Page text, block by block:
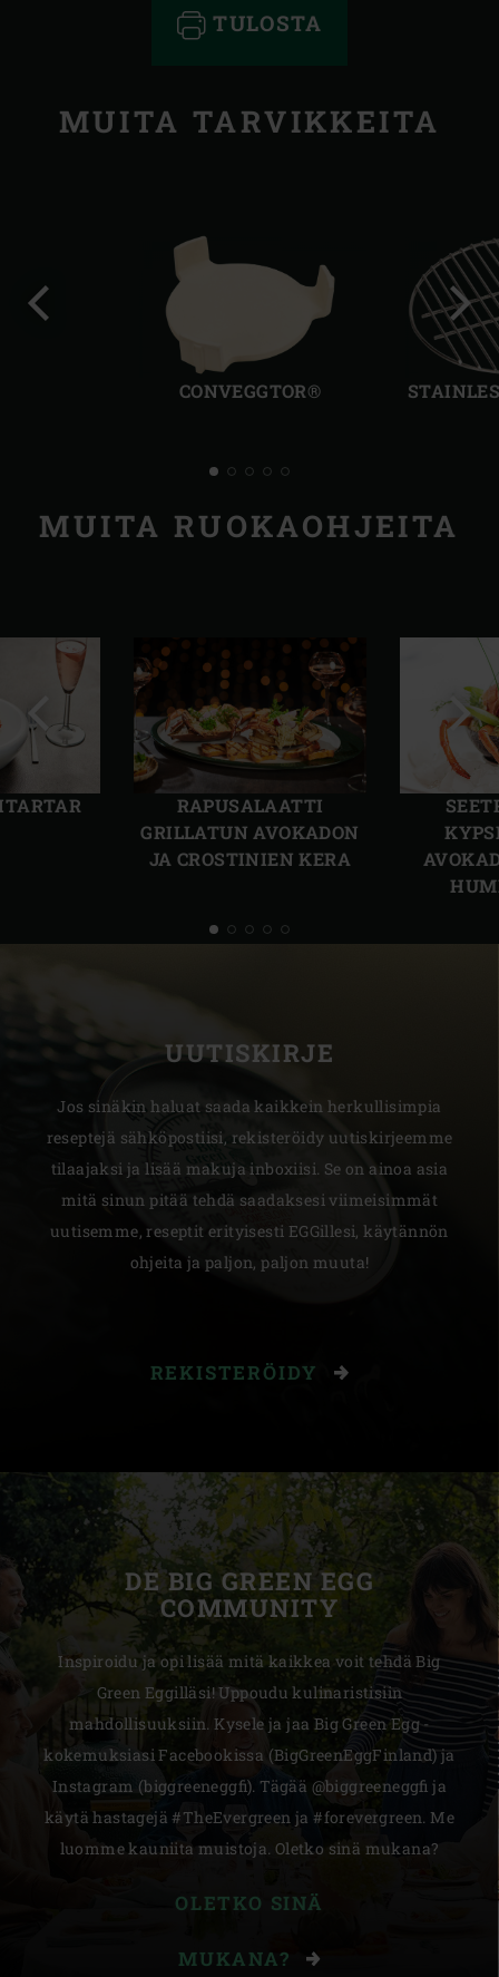
TULOSTA
MUITA TARVIKKEITA
CONVEGGTOR®
dia
MUITA RUOKAOHJEITA
RAPUSALAATTI
GRILLATUN AVOKADON
JA CROSTINIEN KERA
Edellinen
UUTISKIRJE
Jos sinäkin haluat saada kaikkein herkullisimpia
reseptejä sähköpostiisi, rekisteröidy uutiskirjeemme
tilaajaksi ja lisää makuja inboxiisi. Se on ainoa asia
mitä sinun pitää tehdä saadaksesi viimeisimmät
uutisemme, reseptit erityisesti EGGillesi, käytännön
ohjeita ja paljon, paljon muuta!
REKISTERÖIDY
DE BIG GREEN EGG
COMMUNITY
Inspiroidu ja opi lisää mitä kaikkea voit tehdä Big
Green Eggilläsi! Uppoudu kulinaristisiin
mahdollisuuksiin. Kysele ja jaa Big Green Egg -
kokemuksiasi Facebookissa (BigGreenEggFinland) ja
Instagram (biggreeneggfi). Tägää @biggreeneggfi ja
käytä hastagejä #TheEvergreen ja #forevergreen. Me
luomme kauniita muistoja. Oletko sinä mukana?
OLETKO SINÄ
MUKANA?